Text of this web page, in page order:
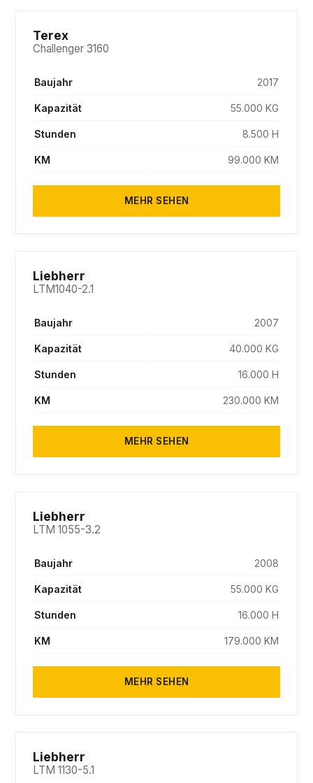
Terex
Challenger 3160
Baujahr 2017
Kapazität 55.000 KG
Stunden 8.500 H
KM 99.000 KM
MEHR SEHEN
Liebherr
LTM1040-2.1
Baujahr 2007
Kapazität 40.000 KG
Stunden 16.000 H
KM 230.000 KM
MEHR SEHEN
Liebherr
LTM 1055-3.2
Baujahr 2008
Kapazität 55.000 KG
Stunden 16.000 H
KM 179.000 KM
MEHR SEHEN
Liebherr
LTM 1130-5.1